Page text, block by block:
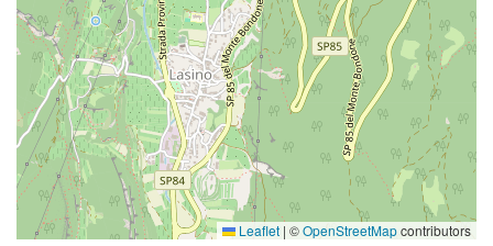
Leaflet | ©OpenStreetMapcontributors